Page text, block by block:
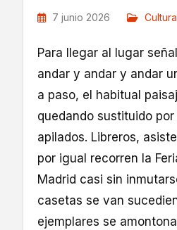
7 junio 2026 Cultura
Para llegar al lugar
andar y andar y andar
a paso, el habitual
quedando sustituido
apilados. Libreros,
por igual recorren la
Madrid casi sin
casetas se van
ejemplares se